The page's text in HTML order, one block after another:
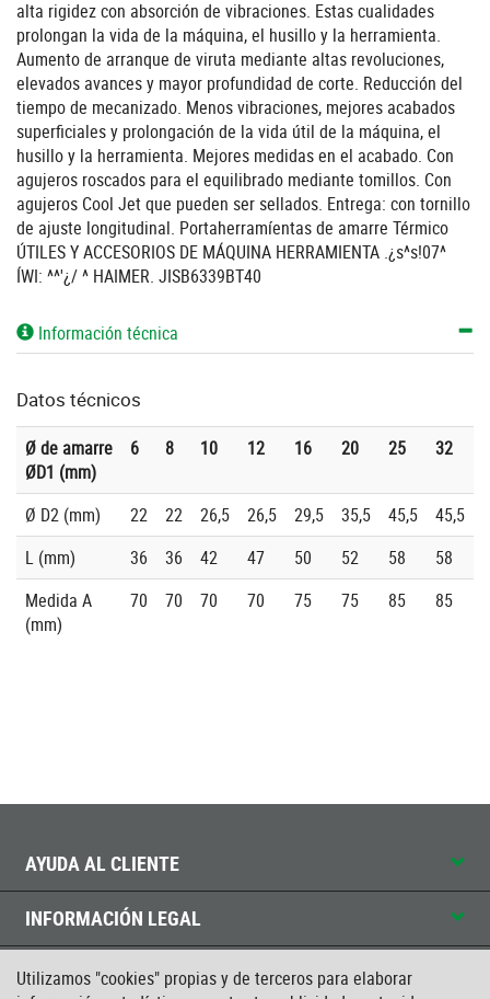
Utilizamos "cookies" propias y de terceros para elaborar
alta rigidez con absorción de vibraciones. Estas cualidades
prolongan la vida de la máquina, el husillo y la herramienta.
Aumento de arranque de viruta mediante altas revoluciones,
elevados avances y mayor profundidad de corte. Reducción del
tiempo de mecanizado. Menos vibraciones, mejores acabados
superficiales y prolongación de la vida útil de la máquina, el
husillo y la herramienta. Mejores medidas en el acabado. Con
agujeros roscados para el equilibrado mediante tomillos. Con
agujeros Cool Jet que pueden ser sellados. Entrega: con tornillo
de ajuste longitudinal. Portaherramíentas de amarre Térmico
ÚTILES Y ACCESORIOS DE MÁQUINA HERRAMIENTA .¿s^s!07^
ÍWI: ^^'¿/ ^ HAIMER. JISB6339BT40
Información técnica
Datos técnicos
Ø de amarre
ØD1 (mm)
6 8 10 12 16 20 25 32
Ø D2 (mm) 22 22 26,5 26,5 29,5 35,5 45,5
45,5
L (mm)
36 36 42 47 50 52 58
58
Medida A
(mm)
70 70 70 70 75 75 85 85
AYUDA AL CLIENTE
INFORMACIÓN LEGAL
CONTACTO